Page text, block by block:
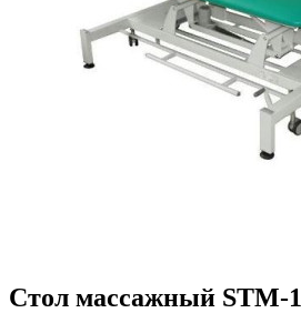
Стол массажный STM-1